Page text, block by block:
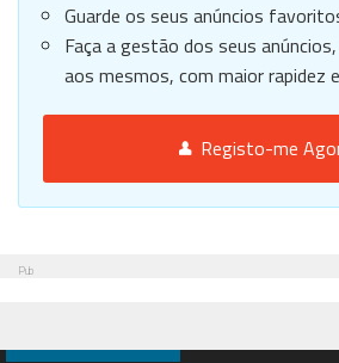
Guarde os seus anúncios
Faça a gestão dos seus
aos mesmos, com maior rapidez
Registo-me
Pub